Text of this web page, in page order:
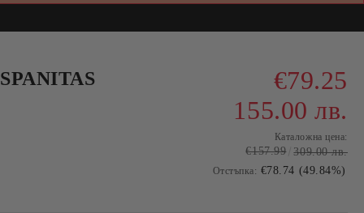
€79.25
155.00 лв.
Каталожна цена:
€157.99 309.00 лв.
Отстъпка: €78.74 (49.84%)